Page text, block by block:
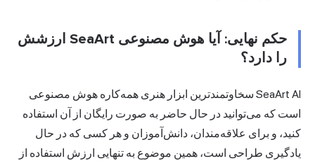
حکم نهایی: آیا هوش مصنوعی SeaArt ارزشش
را دارد؟
SeaArt AI سخاوتمندترین ابزار هنری همه‌کاره هوش مصنوعی
است که می‌توانید در حال حاضر به صورت رایگان از آن استفاده
کنید، و برای علاقه‌مندان، دانش‌آموزان و هر کسی که در حال
یادگیری طراحی است، همین موضوع به تنهایی ارزش استفاده از